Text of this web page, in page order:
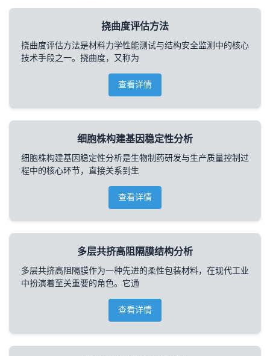
挠曲度评估方法
挠曲度评估方法是材料力学性能测试与结构安全监测中的核心
技术手段之一。挠曲度，又称为
查看详情
细胞株构建基因稳定性分析
细胞株构建基因稳定性分析是生物制药研发与生产质量控制过
程中的核心环节，直接关系到生
查看详情
多层共挤高阻隔膜结构分析
多层共挤高阻隔膜作为一种先进的柔性包装材料，在现代工业
中扮演着至关重要的角色。它通
查看详情